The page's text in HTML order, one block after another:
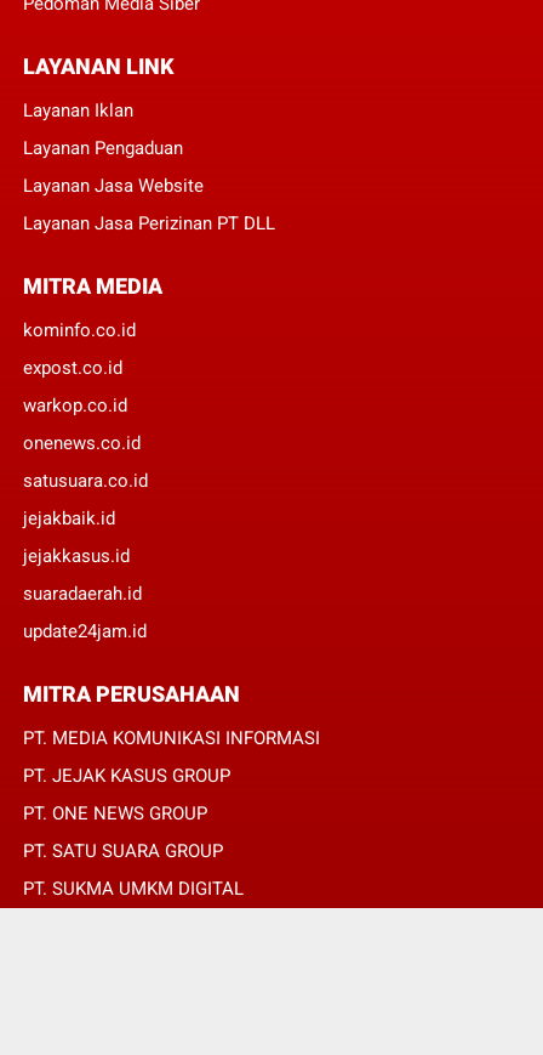
LAYANAN LINK
Layanan Iklan
Layanan Pengaduan
Layanan Jasa Website
Layanan Jasa Perizinan PT DLL
MITRA MEDIA
kominfo.co.id
expost.co.id
warkop.co.id
onenews.co.id
satusuara.co.id
jejakbaik.id
jejakkasus.id
suaradaerah.id
update24jam.id
MITRA PERUSAHAAN
PT. MEDIA KOMUNIKASI INFORMASI
PT. JEJAK KASUS GROUP
PT. ONE NEWS GROUP
PT. SATU SUARA GROUP
PT. SUKMA UMKM DIGITAL